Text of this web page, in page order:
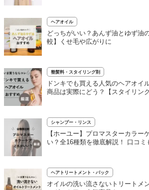
ヘアオイル
どっちがいい？あんず油とゆず油
較】くせ毛や広がりに
整髪料・スタイリング剤
ドンキでも買える人気のヘアオイ
商品は実際にどう？【スタイリング
シャンプー・リンス
【ホーユー】プロマスターカラー
い？全16種類を徹底解説！ 口コミ
ヘアトリートメント・パック
オイルの洗い流さないトリートメ